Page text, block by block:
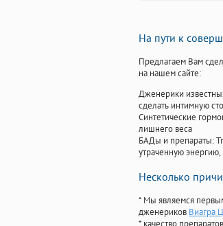
На пути к
Предлагаем Вам
на нашем сайте:
Дженерики
сделать интимную
Синтетические
лишнего веса
БАДы и препараты:
утраченную энергию,
Несколько
* Мы являемся
дженериков Виагра